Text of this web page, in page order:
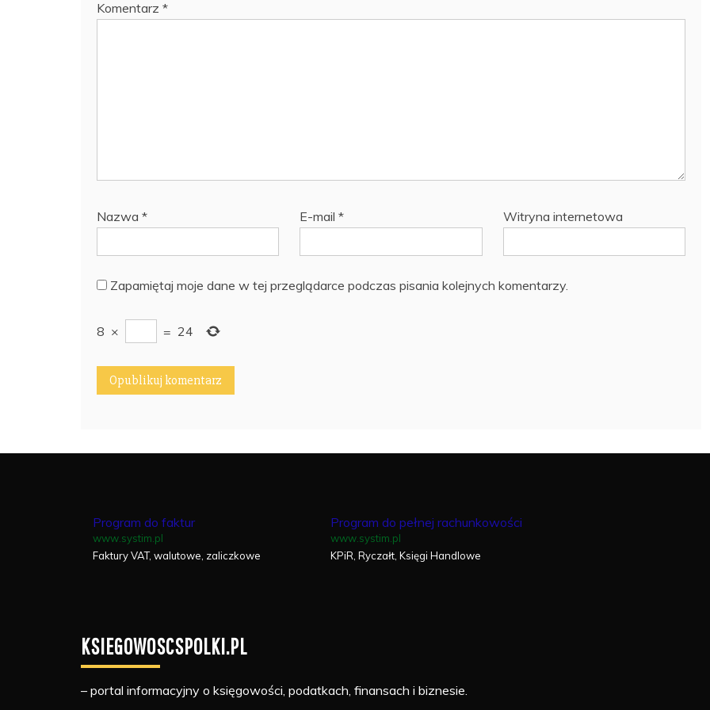
Komentarz *
Nazwa * E-mail* Witryna internetowa
Zapamiętaj moje dane w tej przeglądarce podczas pisania kolejnych komentarzy.
8 × = 24
Program do faktur
www.systim.pl
Faktury VAT, walutowe, zaliczkowe
Program do pełnej rachunkowości
www.systim.pl
KPiR, Ryczałt, Księgi Handlowe
KSIEGOWOSCSPOLKI.PL
– portal informacyjny o księgowości, podatkach, finansach i biznesie.